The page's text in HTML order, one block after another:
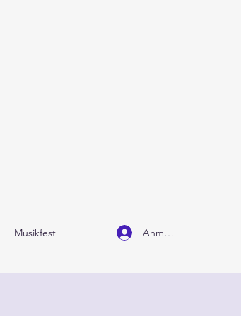
Musikfest Anmelden